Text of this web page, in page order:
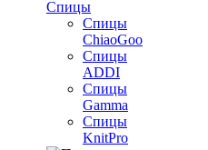
Спицы
Спицы
ChiaoGoo
Спицы
ADDI
Спицы
Gamma
Спицы
KnitPro